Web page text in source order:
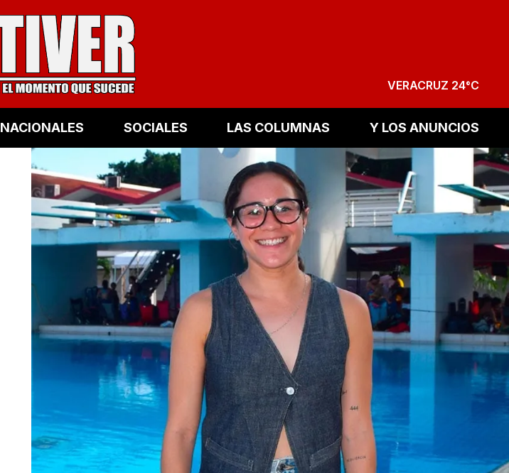
VERACRUZ 24°C
NACIONALES SOCIALES LAS COLUMNAS Y LOS ANUNCIOS